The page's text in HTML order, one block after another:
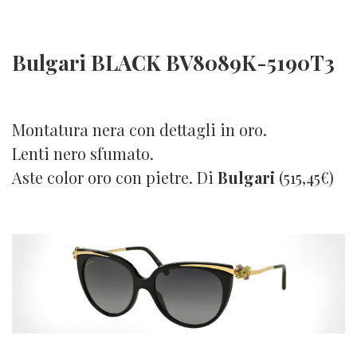
Bulgari BLACK BV8089K-5190T3
Montatura nera con dettagli in oro.
Lenti nero sfumato.
Aste color oro con pietre. Di Bulgari (515,45€)